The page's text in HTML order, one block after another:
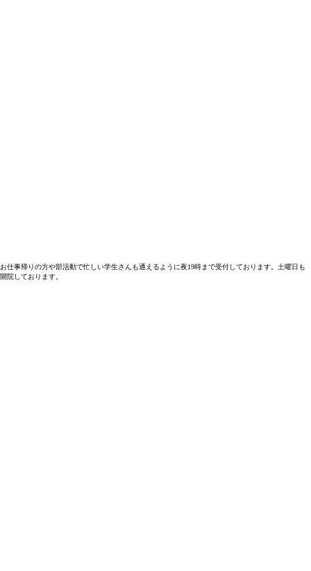
お仕事帰りの方や部活動で忙しい学生さんも通えるように夜19時まで受付しております。土曜日も
開院しております。